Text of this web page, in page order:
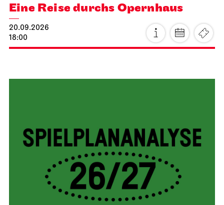
Eine Reise durchs Opernhaus
20.09.2026
18:00